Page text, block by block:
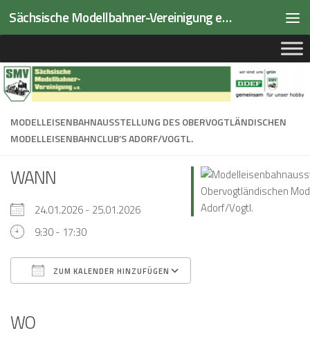
Zum Inhalt springen Sächsische Modellbahner-Vereinigung e.V.
MODELLEISENBAHNAUSSTELLUNG DES OBERVOGTLÄNDISCHEN
MODELLEISENBAHNCLUB’S ADORF/VOGTL.
WANN
24.01.2026 - 25.01.2026
9:30 - 17:30
ZUM KALENDER HINZUFÜGEN
WO